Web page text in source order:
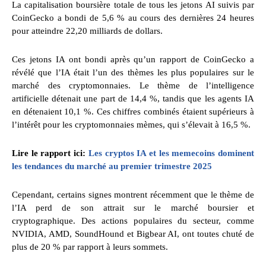
La capitalisation boursière totale de tous les jetons AI suivis par
CoinGecko a bondi de 5,6 % au cours des dernières 24 heures
pour atteindre 22,20 milliards de dollars.
Ces jetons IA ont bondi après qu’un rapport de CoinGecko a
révélé que l’IA était l’un des thèmes les plus populaires sur le
marché des cryptomonnaies. Le thème de l’intelligence
artificielle détenait une part de 14,4 %, tandis que les agents IA
en détenaient 10,1 %. Ces chiffres combinés étaient supérieurs à
l’intérêt pour les cryptomonnaies mèmes, qui s’élevait à 16,5 %.
Lire le rapport ici: Les cryptos IA et les memecoins dominent
les tendances du marché au premier trimestre 2025
Cependant, certains signes montrent récemment que le thème de
l’IA perd de son attrait sur le marché boursier et
cryptographique. Des actions populaires du secteur, comme
NVIDIA, AMD, SoundHound et Bigbear AI, ont toutes chuté de
plus de 20 % par rapport à leurs sommets.